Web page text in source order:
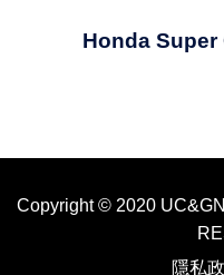
Honda Super
Copyright © 2020
隱私